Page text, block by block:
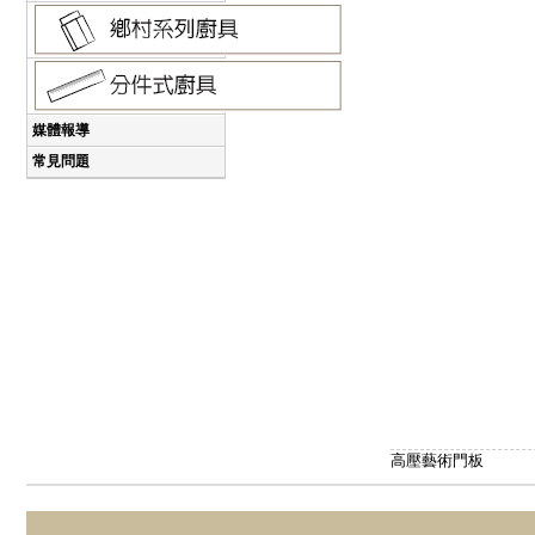
媒體報導
常見問題
高壓藝術門板